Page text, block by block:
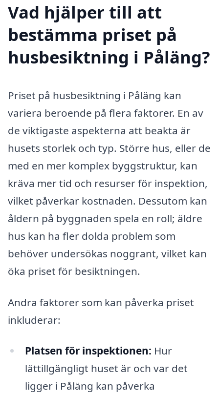
Vad hjälper till att
bestämma priset på
husbesiktning i Påläng?
Priset på husbesiktning i Påläng kan
variera beroende på flera faktorer. En av
de viktigaste aspekterna att beakta är
husets storlek och typ. Större hus, eller de
med en mer komplex byggstruktur, kan
kräva mer tid och resurser för inspektion,
vilket påverkar kostnaden. Dessutom kan
åldern på byggnaden spela en roll; äldre
hus kan ha fler dolda problem som
behöver undersökas noggrant, vilket kan
öka priset för besiktningen.
Andra faktorer som kan påverka priset
inkluderar:
Platsen för inspektionen: Hur
lättillgängligt huset är och var det
ligger i Påläng kan påverka